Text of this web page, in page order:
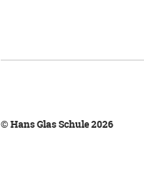
© Hans Glas Schule 2026